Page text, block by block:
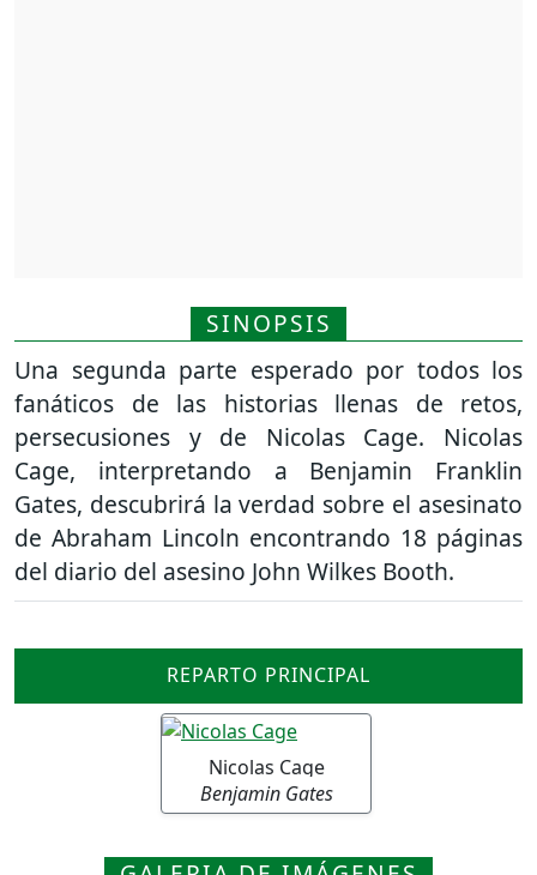
SINOPSIS
Una segunda parte esperado por todos los
fanáticos de las historias llenas de retos,
persecusiones y de Nicolas Cage. Nicolas
Cage, interpretando a Benjamin Franklin
Gates, descubrirá la verdad sobre el asesinato
de Abraham Lincoln encontrando 18 páginas
del diario del asesino John Wilkes Booth.
REPARTO PRINCIPAL
Nicolas Cage
Benjamin Gates